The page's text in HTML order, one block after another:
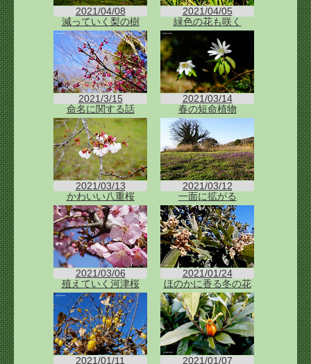
2021/04/08
減っていく梨の樹
2021/04/05
緑色の花も咲く
2021/3/15
命名に関する話
2021/03/14
春の短命植物
2021/03/13
かわいい八重桜
2021/03/12
一面に拡がる
2021/03/06
殖えていく河津桜
2021/01/24
ほのかに香る冬の花
2021/01/11 2021/01/07